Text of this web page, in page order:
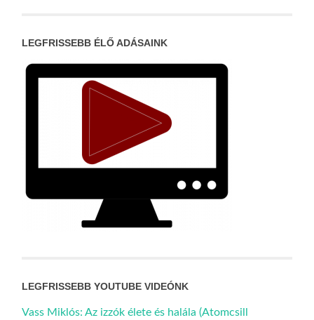
LEGFRISSEBB ÉLŐ ADÁSAINK
LEGFRISSEBB YOUTUBE VIDEÓNK
Vass Miklós: Az izzók élete és halála (Atomcsill